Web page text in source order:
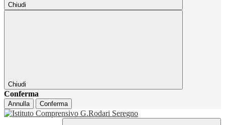
Chiudi
Chiudi
Conferma
Annulla Conferma